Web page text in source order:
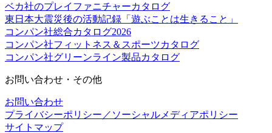
ベカ社のプレイファニチャーカタログ
東日本大震災後の活動記録「遊ぶことは生きること」
コンパン社総合カタログ2026
コンパン社フィットネス＆スポーツカタログ
コンパン社グリーンライン製品カタログ
お問い合わせ・その他
お問い合わせ
プライバシーポリシー／ソーシャルメディアポリシー
サイトマップ